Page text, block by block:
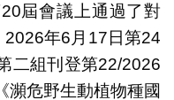
屆會議上通過了對
2026年6月17日第24
二組刊登第22/2026
瀕危野生動植物種國